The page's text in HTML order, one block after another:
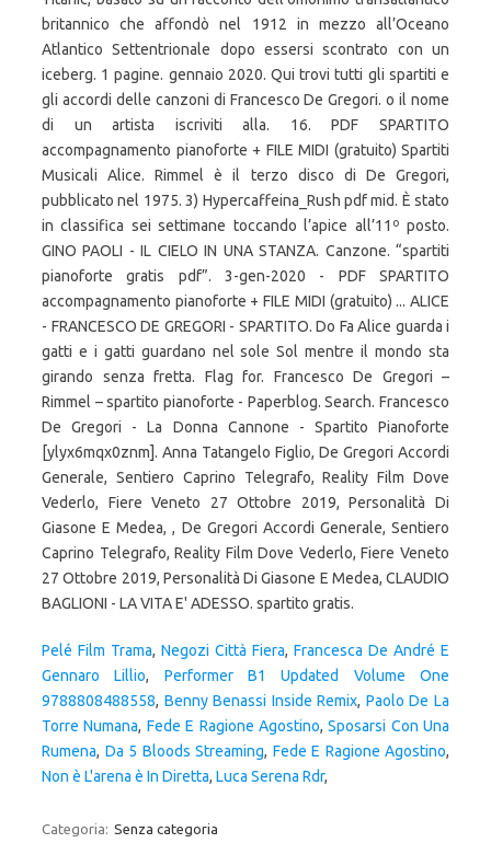
britannico che affondò nel 1912 in mezzo all’Oceano
Atlantico Settentrionale dopo essersi scontrato con un
iceberg. 1 pagine. gennaio 2020. Qui trovi tutti gli spartiti e
gli accordi delle canzoni di Francesco De Gregori. o il nome
di un artista iscriviti alla. 16. PDF SPARTITO
accompagnamento pianoforte + FILE MIDI (gratuito) Spartiti
Musicali Alice. Rimmel è il terzo disco di De Gregori,
pubblicato nel 1975. 3) Hypercaffeina_Rush pdf mid. È stato
in classifica sei settimane toccando l’apice all’11º posto.
GINO PAOLI - IL CIELO IN UNA STANZA. Canzone. “spartiti
pianoforte gratis pdf”. 3-gen-2020 - PDF SPARTITO
accompagnamento pianoforte + FILE MIDI (gratuito) ... ALICE
- FRANCESCO DE GREGORI - SPARTITO. Do Fa Alice guarda i
gatti e i gatti guardano nel sole Sol mentre il mondo sta
girando senza fretta. Flag for. Francesco De Gregori –
Rimmel – spartito pianoforte - Paperblog. Search. Francesco
De Gregori - La Donna Cannone - Spartito Pianoforte
[ylyx6mqx0znm]. Anna Tatangelo Figlio, De Gregori Accordi
Generale, Sentiero Caprino Telegrafo, Reality Film Dove
Vederlo, Fiere Veneto 27 Ottobre 2019, Personalità Di
Giasone E Medea, , De Gregori Accordi Generale, Sentiero
Caprino Telegrafo, Reality Film Dove Vederlo, Fiere Veneto
27 Ottobre 2019, Personalità Di Giasone E Medea, CLAUDIO
BAGLIONI - LA VITA E' ADESSO. spartito gratis.
Pelé Film Trama, Negozi Città Fiera, Francesca De André E
Gennaro Lillio, Performer B1 Updated Volume One
9788808488558, Benny Benassi Inside Remix, Paolo De La
Torre Numana, Fede E Ragione Agostino,Sposarsi Con Una
Rumena, Da 5 Bloods Streaming, Fede E Ragione Agostino,
Non è L'arena è In Diretta, Luca Serena Rdr,
Categoria: Senza categoria